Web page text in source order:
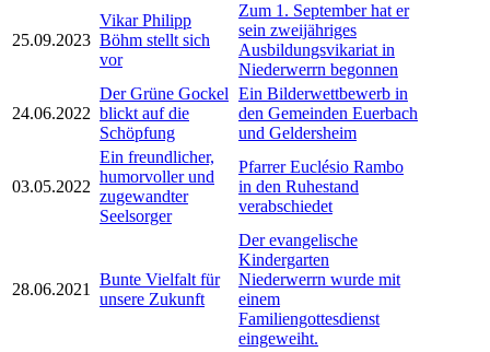
25.09.2023
Vikar Philipp
Böhm stellt sich
vor
Zum 1. September hat er
sein zweijähriges
Ausbildungsvikariat in
Niederwerrn begonnen
24.06.2022
Der Grüne Gockel
blickt auf die
Schöpfung
Ein Bilderwettbewerb in
den Gemeinden Euerbach
und Geldersheim
03.05.2022
Ein freundlicher,
humorvoller und
zugewandter
Seelsorger
Pfarrer Euclésio Rambo
in den Ruhestand
verabschiedet
28.06.2021
Bunte Vielfalt für
unsere Zukunft
Der evangelische
Kindergarten
Niederwerrn wurde mit
einem
Familiengottesdienst
eingeweiht.